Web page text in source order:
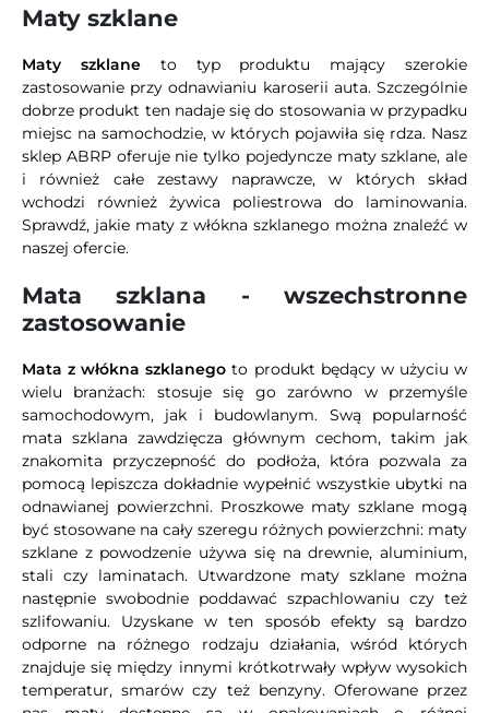
Maty szklane
Maty szklaneto typ produktu mający szerokie
zastosowanie przy odnawianiu karoserii auta. Szczególnie
dobrze produkt ten nadaje się do stosowania w przypadku
miejsc na samochodzie, w których pojawiła się rdza. Nasz
sklep ABRP oferuje nie tylko pojedyncze maty szklane, ale
i również całe zestawy naprawcze, w których skład
wchodzi również żywica poliestrowa do laminowania.
Sprawdź, jakie maty z włókna szklanego można znaleźć w
naszej ofercie.
Mata szklana - wszechstronne
zastosowanie
Mata z włókna szklanego to produkt będący w użyciu w
wielu branżach: stosuje się go zarówno w przemyśle
samochodowym, jak i budowlanym. Swą popularność
mata szklana zawdzięcza głównym cechom, takim jak
znakomita przyczepność do podłoża, która pozwala za
pomocą lepiszcza dokładnie wypełnić wszystkie ubytki na
odnawianej powierzchni. Proszkowe maty szklane mogą
być stosowane na cały szeregu różnych powierzchni: maty
szklane z powodzenie używa się na drewnie, aluminium,
stali czy laminatach. Utwardzone maty szklane można
następnie swobodnie poddawać szpachlowaniu czy też
szlifowaniu. Uzyskane w ten sposób efekty są bardzo
odporne na różnego rodzaju działania, wśród których
znajduje się między innymi krótkotrwały wpływ wysokich
temperatur, smarów czy też benzyny. Oferowane przez